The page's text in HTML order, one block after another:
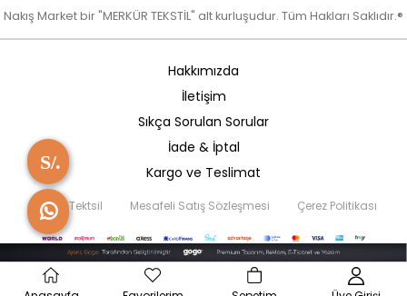
Nakış Market bir "MERKÜR TEKSTİL" alt kurluşudur. Tüm Hakları Saklıdır.®
Hakkımızda
İletişim
Sıkça Sorulan Sorular
İade & İptal
Kargo ve Teslimat
Merkür Tektsil Mesafeli Satış Sözleşmesi Çerez Politikası